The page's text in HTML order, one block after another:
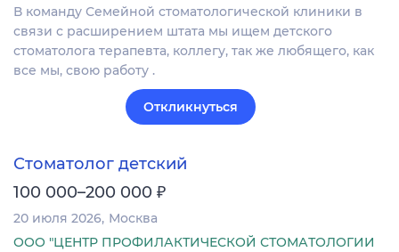
В команду Семейной стоматологической клиники в
связи с расширением штата мы ищем детского
стоматолога терапевта, коллегу, так же любящего, как
все мы, свою работу .
Откликнуться
Стоматолог детский
100 000–200 000 ₽
20 июля 2026 Москва
ООО "ЦЕНТР ПРОФИЛАКТИЧЕСКОЙ СТОМАТОЛОГИИ